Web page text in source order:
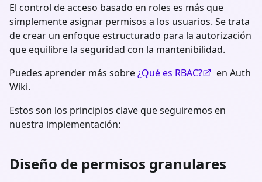
El control de acceso basado en roles es más que
simplemente asignar permisos a los usuarios. Se trata
de crear un enfoque estructurado para la autorización
que equilibre la seguridad con la mantenibilidad.
Puedes aprender más sobre¿Qué es RBAC?
en Auth
Wiki.
Estos son los principios clave que seguiremos en
nuestra implementación:
Diseño de permisos granulares